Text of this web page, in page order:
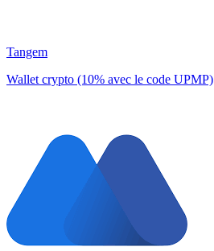
Tangem
Wallet crypto (10% avec le code UPMP)